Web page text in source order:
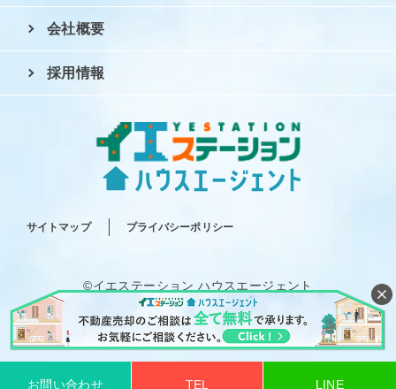
サイトマップ プライバシーポリシー
会社概要
採用情報
©イエステーション ハウスエージェント
All rights reserved.
お問い合わせ TEL LINE